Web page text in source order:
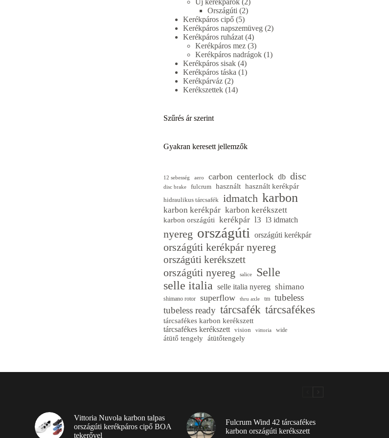
Új kerékpárok 2
termék
Országúti 22
Kerékpáros cipő 55
termék
Kerékpáros napszemüveg 22
Kerékpáros ruházat 44
termék
Kerékpáros mez 33
termék
Kerékpáros nadrágok 11
Kerékpáros sisak 44
termék
Kerékpáros táska 11
Kerékpárváz 22
termék
Kerékszettek 1414
Szűrés ár szerint
Gyakran keresett jellemzők
12 sebesség aero carbon centerlock db disc
disc brake fulcrum használt használt kerékpár
hidraulikus tárcsafék idmatch karbon
karbon kerékpár karbon kerékszett
karbon országúti kerékpár l3 l3 idmatch
nyereg országúti országúti kerékpár
országúti kerékpár nyereg
országúti kerékszett
országúti nyereg salice
Selle
selle italia
selle italia nyereg shimano
shimano rotor superflow thru axle tm
tubeless
tubeless ready tárcsafék tárcsafékes
tárcsafékes karbon kerékszett
tárcsafékes kerékszett vision vittoria wide
átütő tengely átütőtengely
Vittoria Nuvola karbon talpas
országúti kerékpáros cipő BOA
tekerővel
Fulcrum Wind 42 tárcsafékes
karbon országúti kerékszett